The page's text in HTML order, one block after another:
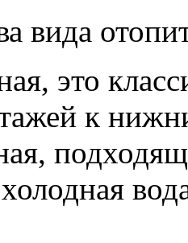
вида
это
к